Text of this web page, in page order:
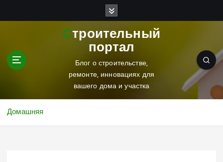
Строительный
портал
Блог о строительстве,
ремонте, инновациях для
вашего дома и участка
Домашняя